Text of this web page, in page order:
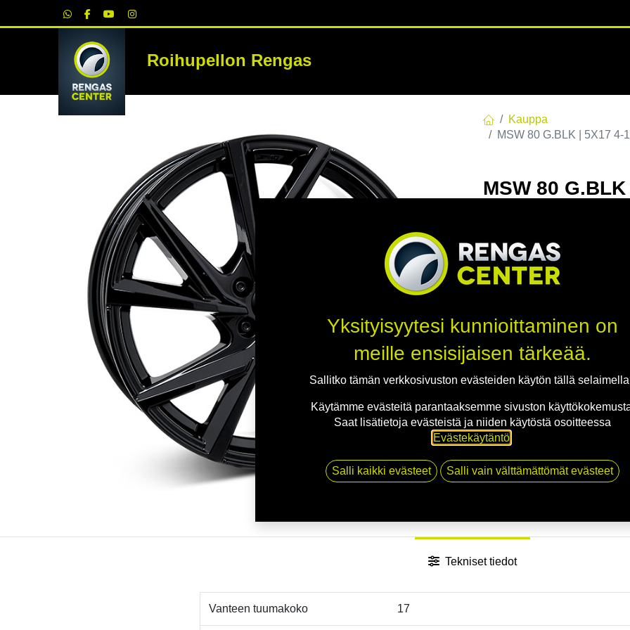
Roihupellon RengasRENKAAT
Kauppa
MSW 80 G.BLK | 5X17
MSW 80
EAN: 8027529188707
Tällä tuotteella ei ole
Jaa
Tekniset tiedot
Vanteen tuumakoko 17
Yksityisyytesi kunnioittaminen on
meille ensisijaisen tärkeää.
Sallitko tämän verkkosivuston evästeiden käytön tällä
Käytämme evästeitä parantaaksemme sivuston
Saat lisätietoja evästeistä ja niiden käytöstä osoitteessa
Evästekäytäntö.
Salli kaikki evästeet Salli vain välttämättömät evästeet